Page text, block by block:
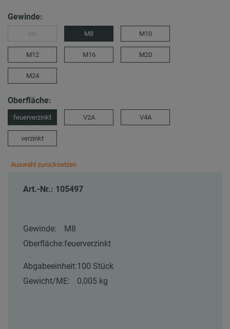
Gewinde:
M8 M10
M12 M16 M20
M24
Oberfläche:
feuerverzinkt V2A V4A
verzinkt
Auswahl zurücksetzen
Art.-Nr.: 105497
Gewinde:
M8
Oberfläche:feuerverzinkt
Abgabeeinheit:100 Stück
Gewicht/ME:
0,005 kg